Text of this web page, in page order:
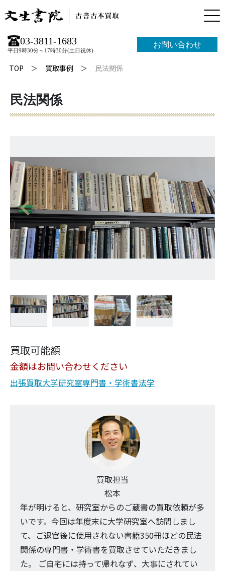
03-3811-1683
平日9時30分～17時30分(土日祝休)
お問い合わせ
TOP 買取事例 民法関係
民法関係
買取可能額
金額はお問い合わせください
出張買取大学研究室専門書・学術書法学
買取担当
松本
年が明けると、研究室からのご蔵書の買取依頼が多
いです。今回は年度末に大学研究室へ訪問しまし
て、ご退官後に使用されない書籍350冊ほどの民法
関係の専門書・学術書を買取させていただきまし
た。 ご自宅には持って帰れなず、大事にされてい